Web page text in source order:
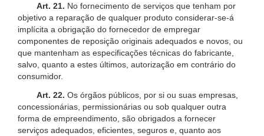
Art. 21. No fornecimento de serviços que tenham por
objetivo a reparação de qualquer produto considerar-se-á
implícita a obrigação do fornecedor de empregar
componentes de reposição originais adequados e novos, ou
que mantenham as especificações técnicas do fabricante,
salvo, quanto a estes últimos, autorização em contrário do
consumidor.
Art. 22. Os órgãos públicos, por si ou suas empresas,
concessionárias, permissionárias ou sob qualquer outra
forma de empreendimento, são obrigados a fornecer
serviços adequados, eficientes, seguros e, quanto aos